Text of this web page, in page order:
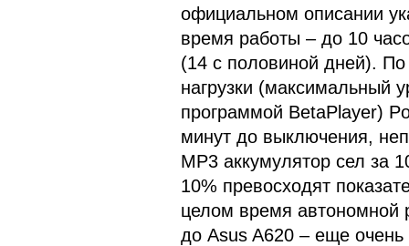
официальном описании
время работы – до 10
(14 с половиной дней).
нагрузки (максимальный
программой BetaPlayer)
минут до выключения,
MP3 аккумулятор сел за
10% превосходят
целом время автономной
до Asus A620 – еще очень